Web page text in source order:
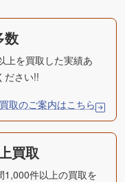
数
上を買取した実績あ
ださい!!
取のご案内はこちら
買取
1,000件以上の買取を